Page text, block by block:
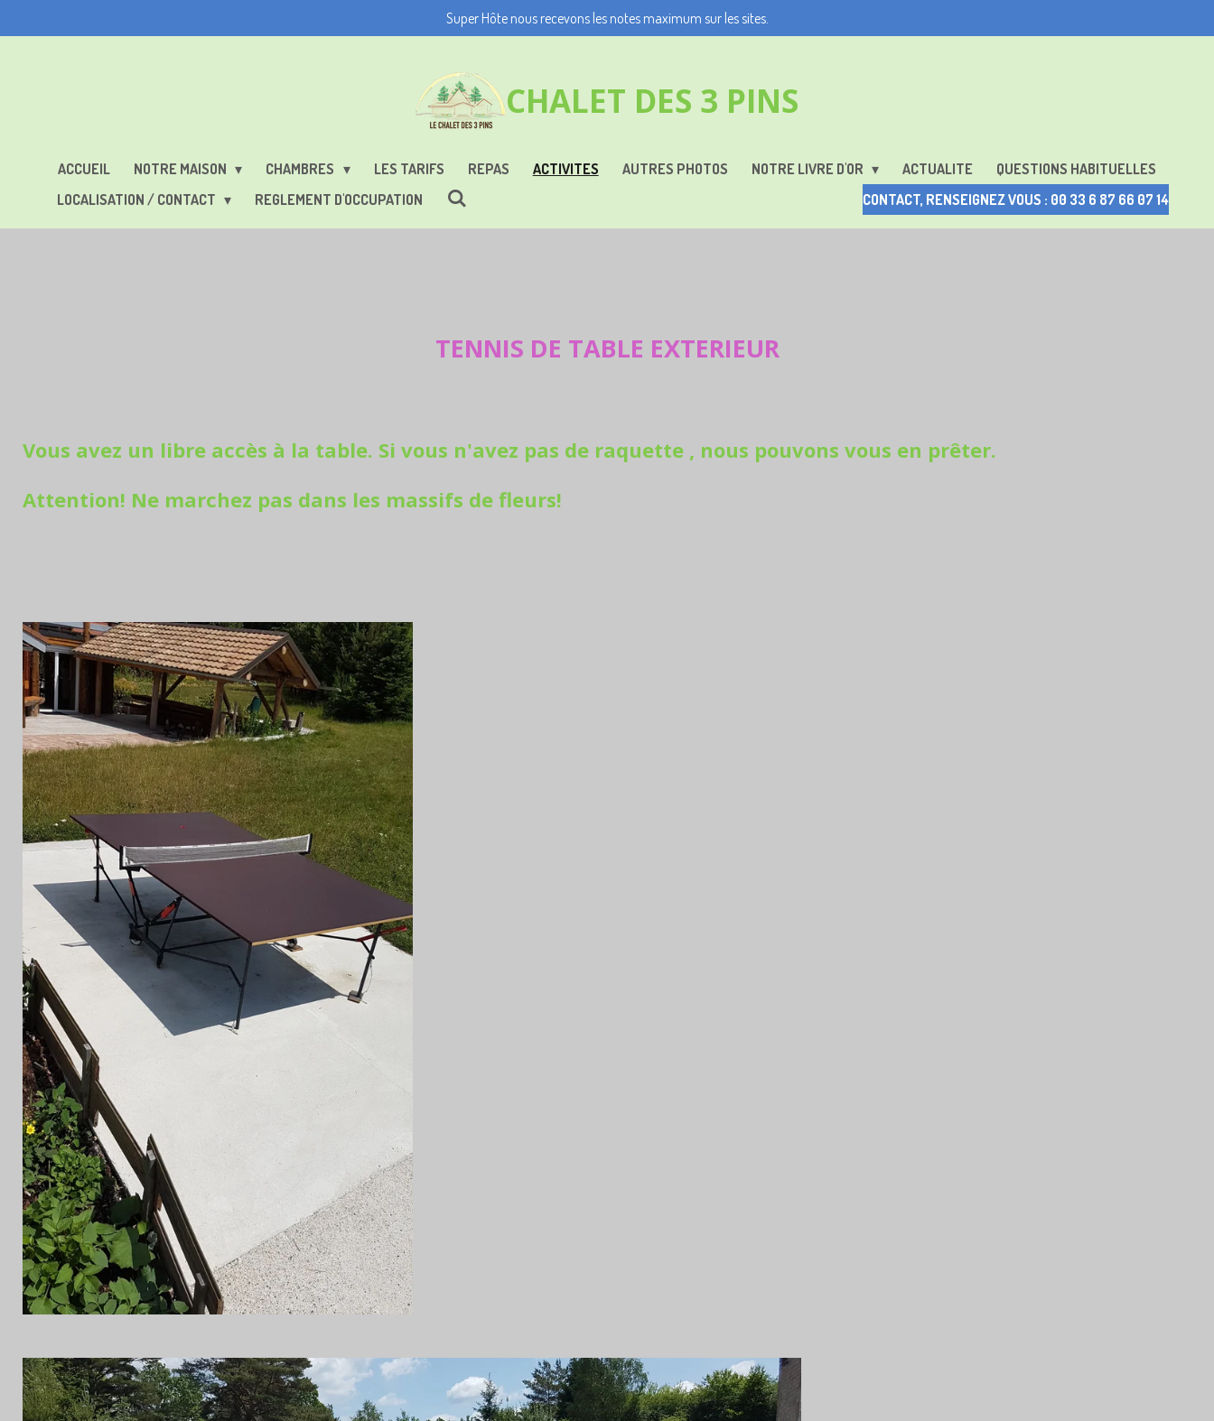
au
Super Hôte nous recevons les notes maximum sur les sites.
CHALET DES 3 PINS
ACCUEIL NOTRE MAISON CHAMBRES LES TARIFS REPAS ACTIVITES AUTRES PHOTOS NOTRE LIVRE D'OR ACTUALITE
QUESTIONS HABITUELLES
LOCALISATION / CONTACT
REGLEMENT D'OCCUPATION CONTACT, RENSEIGNEZ VOUS : 00 33 6 87 66 07 14
TENNIS DE TABLE EXTERIEUR
Vous avez un libre accès à la table. Si vous n'avez pas de raquette , nous pouvons vous en prêter.
Attention! Ne marchez pas dans les massifs de fleurs!